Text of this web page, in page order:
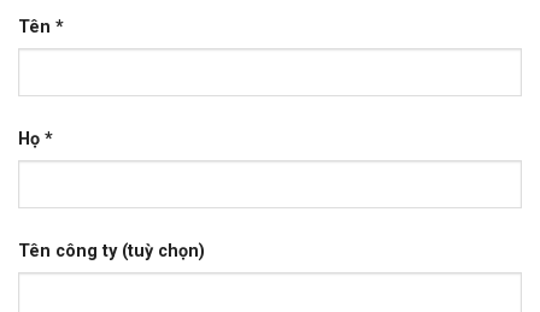
Tên *
Họ *
Tên công ty (tuỳ chọn)